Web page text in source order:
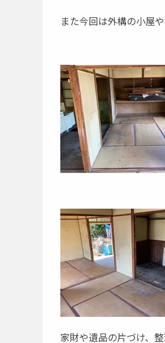
また今回は外構の小屋
家財や遺品の片づけ、